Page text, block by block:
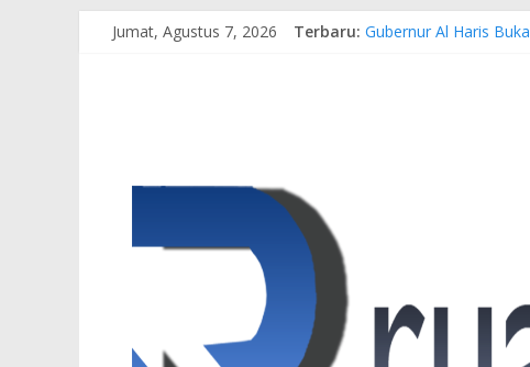
Jumat, Agustus 7, 2026 Terbaru: Gubernur Al Haris